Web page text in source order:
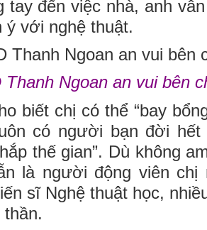
tay đến việc nhà, anh
ý với nghệ thuật.
Thanh Ngoan an vui bên
biết chị có thể “bay
có người bạn đời hết
thế gian”. Dù không
là người động viên chị
sĩ Nghệ thuật học,